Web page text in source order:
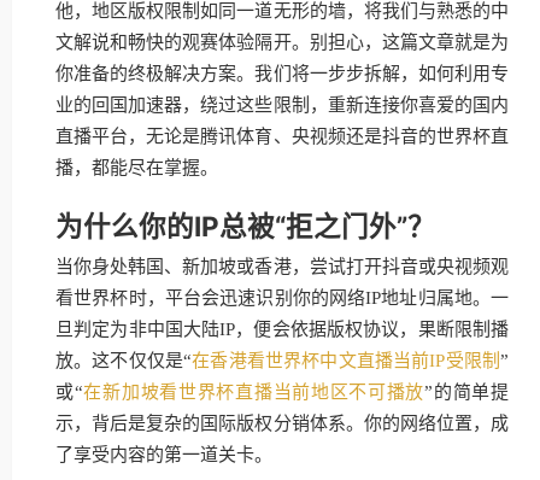
他，地区版权限制如同一道无形的墙，将我们与熟悉的中
文解说和畅快的观赛体验隔开。别担心，这篇文章就是为
你准备的终极解决方案。我们将一步步拆解，如何利用专
业的回国加速器，绕过这些限制，重新连接你喜爱的国内
直播平台，无论是腾讯体育、央视频还是抖音的世界杯直
播，都能尽在掌握。
为什么你的IP总被“拒之门外”？
当你身处韩国、新加坡或香港，尝试打开抖音或央视频观
看世界杯时，平台会迅速识别你的网络IP地址归属地。一
旦判定为非中国大陆IP，便会依据版权协议，果断限制播
放。这不仅仅是“在香港看世界杯中文直播当前IP受限制”
或“在新加坡看世界杯直播当前地区不可播放”的简单提
示，背后是复杂的国际版权分销体系。你的网络位置，成
了享受内容的第一道关卡。